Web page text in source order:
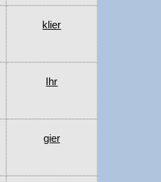
klier
Ihr
gier